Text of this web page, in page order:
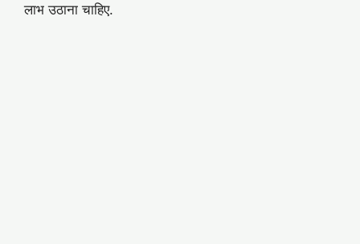
लाभ उठाना चाहिए.